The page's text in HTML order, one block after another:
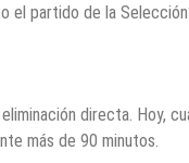
el partido de la
directa. Hoy,
más de 90 minutos.